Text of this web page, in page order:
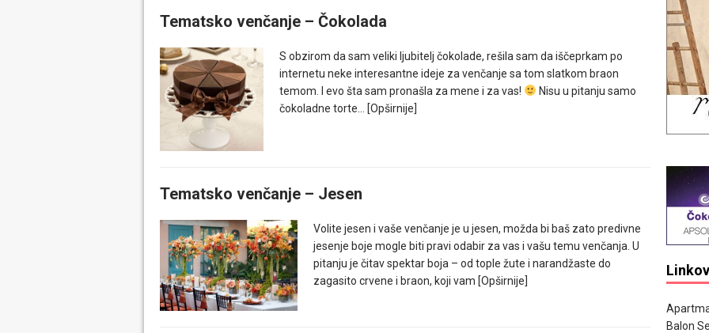
Tematsko venčanje – Čokolada
S obzirom da sam veliki ljubitelj čokolade, rešila sam da iščeprkam po
internetu neke interesantne ideje za venčanje sa tom slatkom braon
temom. I evo šta sam pronašla za mene i za vas!
Nisu u pitanju samo
čokoladne torte…
[Opširnije]
Tematsko venčanje – Jesen
Volite jesen i vaše venčanje je u jesen, možda bi baš zato predivne
jesenje boje mogle biti pravi odabir za vas i vašu temu venčanja. U
pitanju je čitav spektar boja – od tople žute i narandžaste do
zagasito crvene i braon, koji vam [Opširnije]
Balon